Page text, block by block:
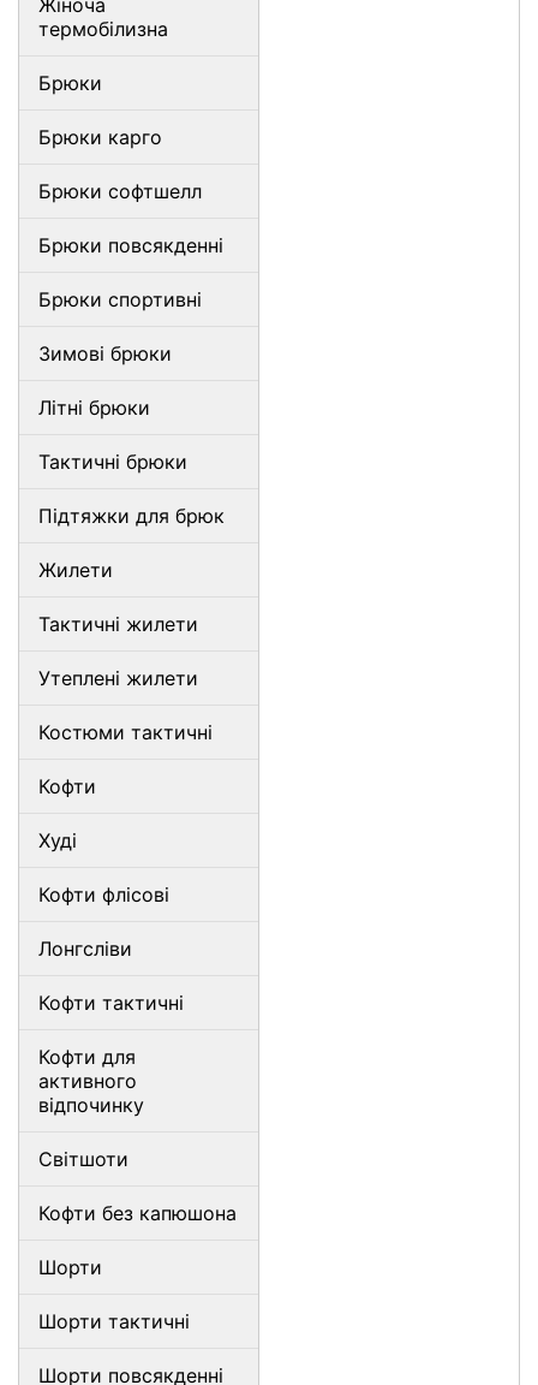
Жіноча
термобілизна
Брюки
Брюки карго
Брюки софтшелл
Брюки повсякденні
Брюки спортивні
Зимові брюки
Літні брюки
Тактичні брюки
Підтяжки для брюк
Жилети
Тактичні жилети
Утеплені жилети
Костюми тактичні
Кофти
Худі
Кофти флісові
Лонгсліви
Кофти тактичні
Кофти для
активного
відпочинку
Світшоти
Кофти без капюшона
Шорти
Шорти тактичні
Шорти повсякденні